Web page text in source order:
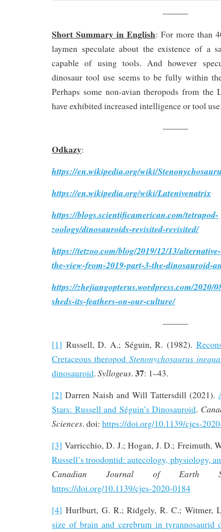
———
Short Summary in English: For more than
laymen speculate about the existence of a
capable of using tools. And however
dinosaur tool use seems to be fully within
Perhaps some non-avian theropods from the
have exhibited increased intelligence or tool
———
Odkazy:
https://en.wikipedia.org/wiki/
https://en.wikipedia.org/wiki/Latenivenatrix
https://blogs.scientificamerican.com/tetrapod-
zoology/dinosauroids-revisited-revisited/
https://tetzoo.com/blog/2019/12/13/
the-view-from-2019-part-3-the-dinosauroid-
https://zhejiangopterus.wordpress.com/2020/
sheds-its-feathers-on-our-culture/
———
[1] Russell, D. A.; Séguin, R. (1982).
Cretaceous theropod Stenonychosaurus
dinosauroid. Syllogeus. 37: 1–43.
[2] Darren Naish and Will Tattersdill (2021).
Stars: Russell and Séguin’s Dinosauroid.
Sciences. doi: https://doi.org/10.1139/cjes-
[3] Varricchio, D. J.; Hogan, J. D.; Freimuth,
Russell’s troodontid: autecology, physiology,
Canadian Journal of Earth
https://doi.org/10.1139/cjes-2020-0184
[4] Hurlburt, G. R.; Ridgely, R. C.; Witmer,
size of brain and cerebrum in tyrannosaurid